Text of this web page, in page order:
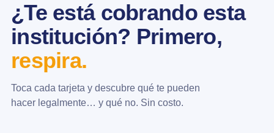
¿Te está cobrando esta
institución? Primero,
respira.
Toca cada tarjeta y descubre qué te pueden
hacer legalmente… y qué no. Sin costo.